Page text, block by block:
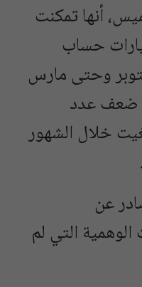
أنها تمكنت
حساب
وحتى مارس
ضعف عدد
خلال الشهور
عن
التي لم